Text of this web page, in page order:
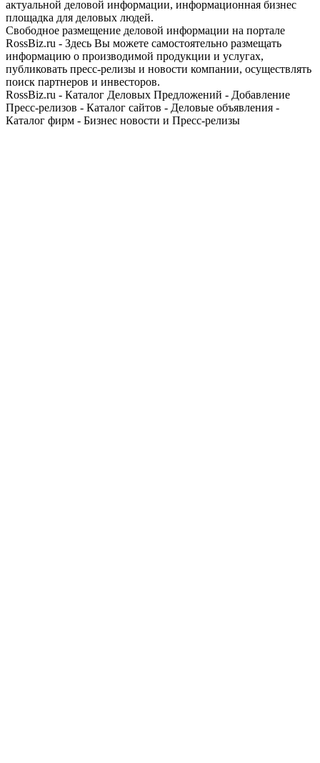
актуальной деловой информации, информационная бизнес
площадка для деловых людей.
Свободное размещение деловой информации на портале
RossBiz.ru - Здесь Вы можете самостоятельно размещать
информацию о производимой продукции и услугах,
публиковать пресс-релизы и новости компании, осуществлять
поиск партнеров и инвесторов.
RossBiz.ru - Каталог Деловых Предложений - Добавление
Пресс-релизов - Каталог сайтов - Деловые объявления -
Каталог фирм - Бизнес новости и Пресс-релизы